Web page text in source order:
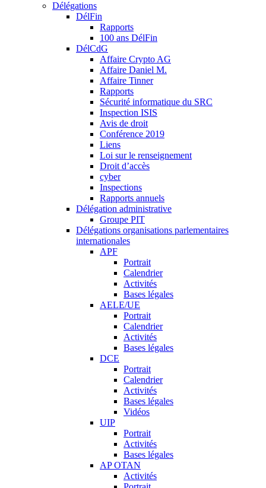
Délégations
DélFin
Rapports
100 ans DélFin
DélCdG
Affaire Crypto AG
Affaire Daniel M.
Affaire Tinner
Rapports
Sécurité informatique du SRC
Inspection ISIS
Avis de droit
Conférence 2019
Liens
Loi sur le renseignement
Droit d’accès
cyber
Inspections
Rapports annuels
Délégation administrative
Groupe PIT
Délégations organisations parlementaires
internationales
APF
Portrait
Calendrier
Activités
Bases légales
AELE/UE
Portrait
Calendrier
Activités
Bases légales
DCE
Portrait
Calendrier
Activités
Bases légales
Vidéos
UIP
Portrait
Activités
Bases légales
AP OTAN
Activités